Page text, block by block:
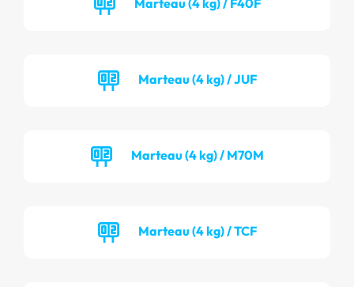
Marteau (4 kg) / JUF
Marteau (4 kg) / M70M
Marteau (4 kg) / TCF